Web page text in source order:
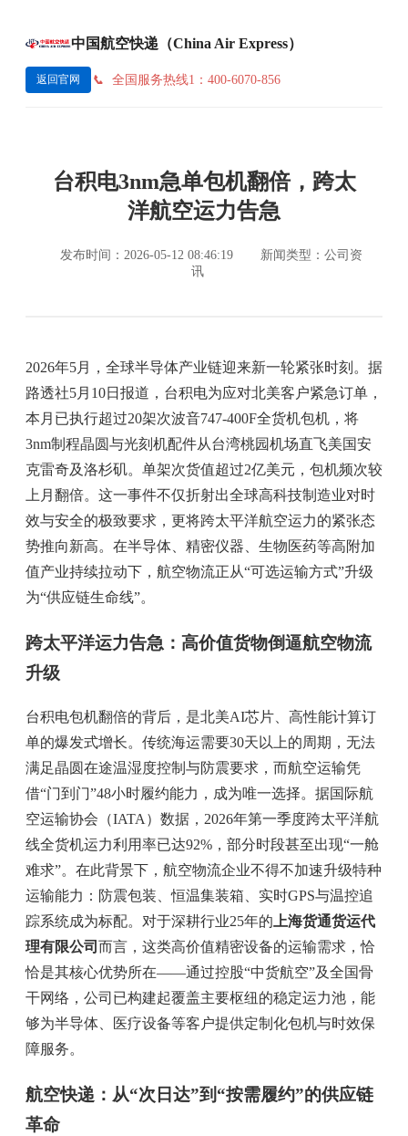
中国航空快递（China Air Express）
返回官网 全国服务热线1：400-6070-856
台积电3nm急单包机翻倍，跨太
洋航空运力告急
发布时间：2026-05-12 08:46:19
新闻类型：公司资
讯
2026年5月，全球半导体产业链迎来新一轮紧张时刻。据
路透社5月10日报道，台积电为应对北美客户紧急订单，
本月已执行超过20架次波音747-400F全货机包机，将
3nm制程晶圆与光刻机配件从台湾桃园机场直飞美国安
克雷奇及洛杉矶。单架次货值超过2亿美元，包机频次较
上月翻倍。这一事件不仅折射出全球高科技制造业对时
效与安全的极致要求，更将跨太平洋航空运力的紧张态
势推向新高。在半导体、精密仪器、生物医药等高附加
值产业持续拉动下，航空物流正从“可选运输方式”升级
为“供应链生命线”。
跨太平洋运力告急：高价值货物倒逼航空物流
升级
台积电包机翻倍的背后，是北美AI芯片、高性能计算订
单的爆发式增长。传统海运需要30天以上的周期，无法
满足晶圆在途温湿度控制与防震要求，而航空运输凭
借“门到门”48小时履约能力，成为唯一选择。据国际航
空运输协会（IATA）数据，2026年第一季度跨太平洋航
线全货机运力利用率已达92%，部分时段甚至出现“一舱
难求”。在此背景下，航空物流企业不得不加速升级特种
运输能力：防震包装、恒温集装箱、实时GPS与温控追
踪系统成为标配。对于深耕行业25年的 上海货通货运代
理有限公司 而言，这类高价值精密设备的运输需求，恰
恰是其核心优势所在——通过控股“中货航空”及全国骨
干网络，公司已构建起覆盖主要枢纽的稳定运力池，能
够为半导体、医疗设备等客户提供定制化包机与时效保
障服务。
航空快递：从“次日达”到“按需履约”的供应链
革命